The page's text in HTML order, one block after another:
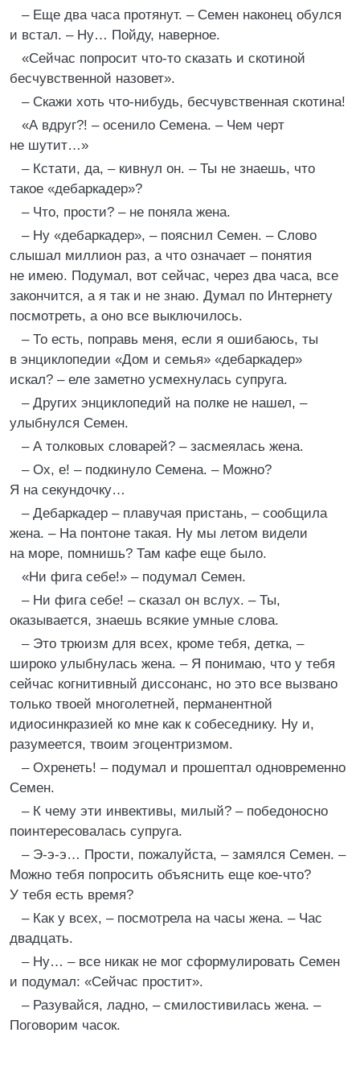
– Еще два часа протянут. – Семен наконец обулся
и встал. – Ну… Пойду, наверное.
«Сейчас попросит что-то сказать и скотиной
бесчувственной назовет».
– Скажи хоть что-нибудь, бесчувственная скотина!
«А вдруг?! – осенило Семена. – Чем черт
не шутит…»
– Кстати, да, – кивнул он. – Ты не знаешь, что
такое «дебаркадер»?
– Что, прости? – не поняла жена.
– Ну «дебаркадер», – пояснил Семен. – Слово
слышал миллион раз, а что означает – понятия
не имею. Подумал, вот сейчас, через два часа, все
закончится, а я так и не знаю. Думал по Интернету
посмотреть, а оно все выключилось.
– То есть, поправь меня, если я ошибаюсь, ты
в энциклопедии «Дом и семья» «дебаркадер»
искал? – еле заметно усмехнулась супруга.
– Других энциклопедий на полке не нашел, –
улыбнулся Семен.
– А толковых словарей? – засмеялась жена.
– Ох, е! – подкинуло Семена. – Можно?
Я на секундочку…
– Дебаркадер – плавучая пристань, – сообщила
жена. – На понтоне такая. Ну мы летом видели
на море, помнишь? Там кафе еще было.
«Ни фига себе!» – подумал Семен.
– Ни фига себе! – сказал он вслух. – Ты,
оказывается, знаешь всякие умные слова.
– Это трюизм для всех, кроме тебя, детка, –
широко улыбнулась жена. – Я понимаю, что у тебя
сейчас когнитивный диссонанс, но это все вызвано
только твоей многолетней, перманентной
идиосинкразией ко мне как к собеседнику. Ну и,
разумеется, твоим эгоцентризмом.
– Охренеть! – подумал и прошептал одновременно
Семен.
– К чему эти инвективы, милый? – победоносно
поинтересовалась супруга.
– Э-э-э… Прости, пожалуйста, – замялся Семен. –
Можно тебя попросить объяснить еще кое-что?
У тебя есть время?
– Как у всех, – посмотрела на часы жена. – Час
двадцать.
– Ну… – все никак не мог сформулировать Семен
и подумал: «Сейчас простит».
– Разувайся, ладно, – смилостивилась жена. –
Поговорим часок.